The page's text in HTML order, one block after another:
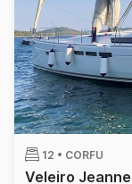
12 • CORFU